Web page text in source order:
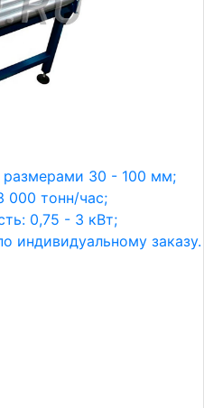
30 - 100 мм;
000 тонн/час;
0,75 - 3 кВт;
индивидуальному заказу.